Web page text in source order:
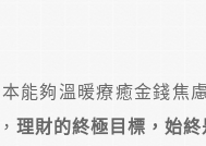
能夠溫暖療癒金錢
理財的終極目標，始